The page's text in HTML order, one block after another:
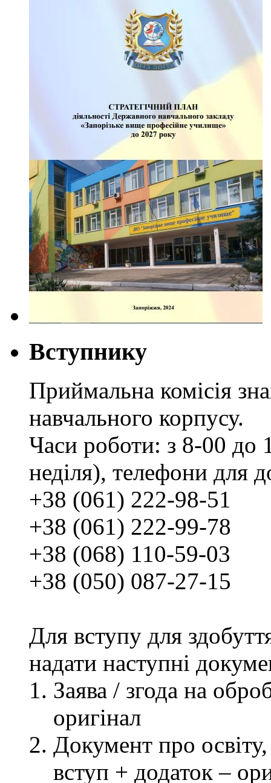
Вступнику
Приймальна комісія
навчального корпусу.
Часи роботи: з 8-00 до
неділя), телефони для
+38 (061) 222-98-51
+38 (061) 222-99-78
+38 (068) 110-59-03
+38 (050) 087-27-15
Для вступу для
надати наступні
Заява / згода на
оригінал
Документ про освіту,
вступ + додаток –